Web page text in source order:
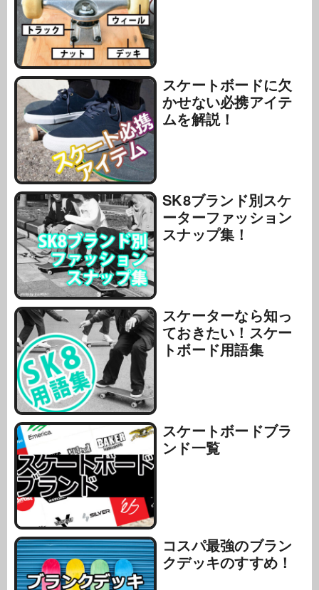
スケートボードに欠
かせない必携アイテ
ムを解説！
SK8ブランド別スケ
ーターファッション
スナップ集！
スケーターなら知っ
ておきたい！スケー
トボード用語集
スケートボードブラ
ンド一覧
コスパ最強のブラン
クデッキのすすめ！